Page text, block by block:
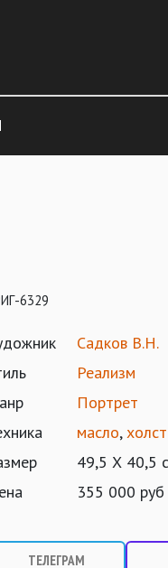
6329
Садков В.Н.
Реализм
Портрет
масло,холст
49,5 Х 40,5
355 000 руб
ТЕЛЕГРАМ